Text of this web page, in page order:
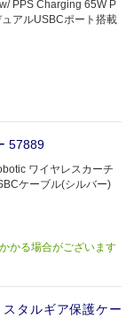
PPS Charging 65W P
アルUSBCポート搭載
57889
ワイヤレスカーチ
ケーブル(シルバー)
かる場合がございます
スタルギア保護ケー